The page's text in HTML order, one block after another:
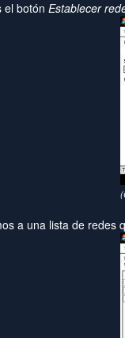
el botón Establecer
a una lista de redes